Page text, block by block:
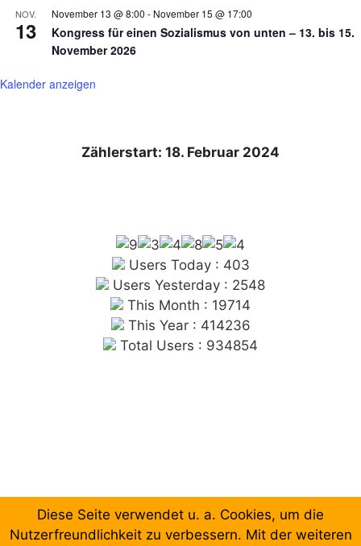
NOV.
13
November 13 @ 8:00 - November 15 @ 17:00
Kongress für einen Sozialismus von unten – 13. bis 15.
November 2026
Kalender anzeigen
Zählerstart: 18. Februar 2024
Users Today : 403
Users Yesterday : 2548
This Month : 19714
This Year : 414236
Total Users : 934854
Chronologische Aufzählung der Beiträge
Diese Seite verwendet u. a. Cookies, um die
Nutzerfreundlichkeit zu verbessern. Mit der weiteren